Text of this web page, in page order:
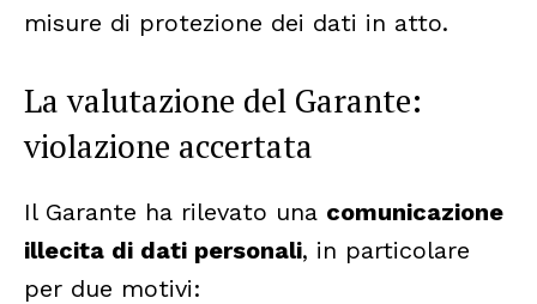
misure di protezione dei dati in atto.
La valutazione del Garante:
violazione accertata
Il Garante ha rilevato una comunicazione
illecita di dati personali, in particolare
per due motivi: